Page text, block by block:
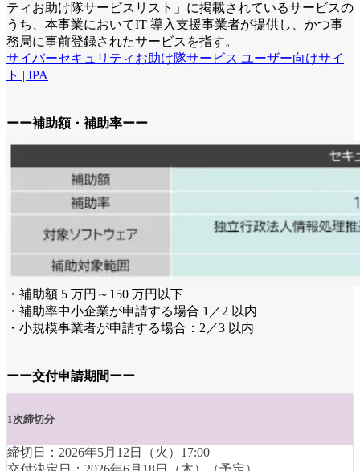
ティお助け隊サービスリスト」に掲載されているサービスの
うち、本事業においてIT 導入支援事業者が提供し、かつ事
務局に事前登録されたサービスを指す。
サイバーセキュリティお助け隊サービス ユーザー向けサイ
ト | IPA
ーー補助額・補助率ーー
・補助額 5 万円～150 万円以下
・補助率中小企業が申請する場合 1／2 以内
・小規模事業者が申請する場合：2／3 以内
ーー交付申請期間ーー
1次締切分
締切日：2026年5月12日（火）17:00